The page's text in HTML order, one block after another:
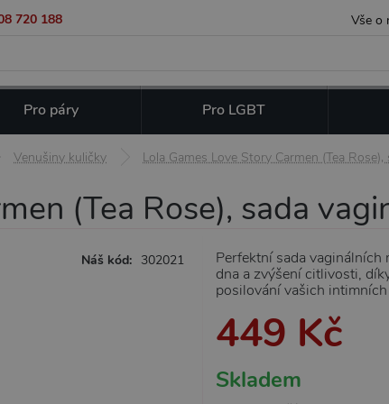
720 188 Vše o
Pro páry Pro LGBT
Venušiny kuličky Lola Games Love Story Carmen (Tea
(Tea Rose), sada
Náš kód: 302021
Perfektní sada
dna a zvýšení citlivosti,
posilování vašich
449 Kč
Skladem